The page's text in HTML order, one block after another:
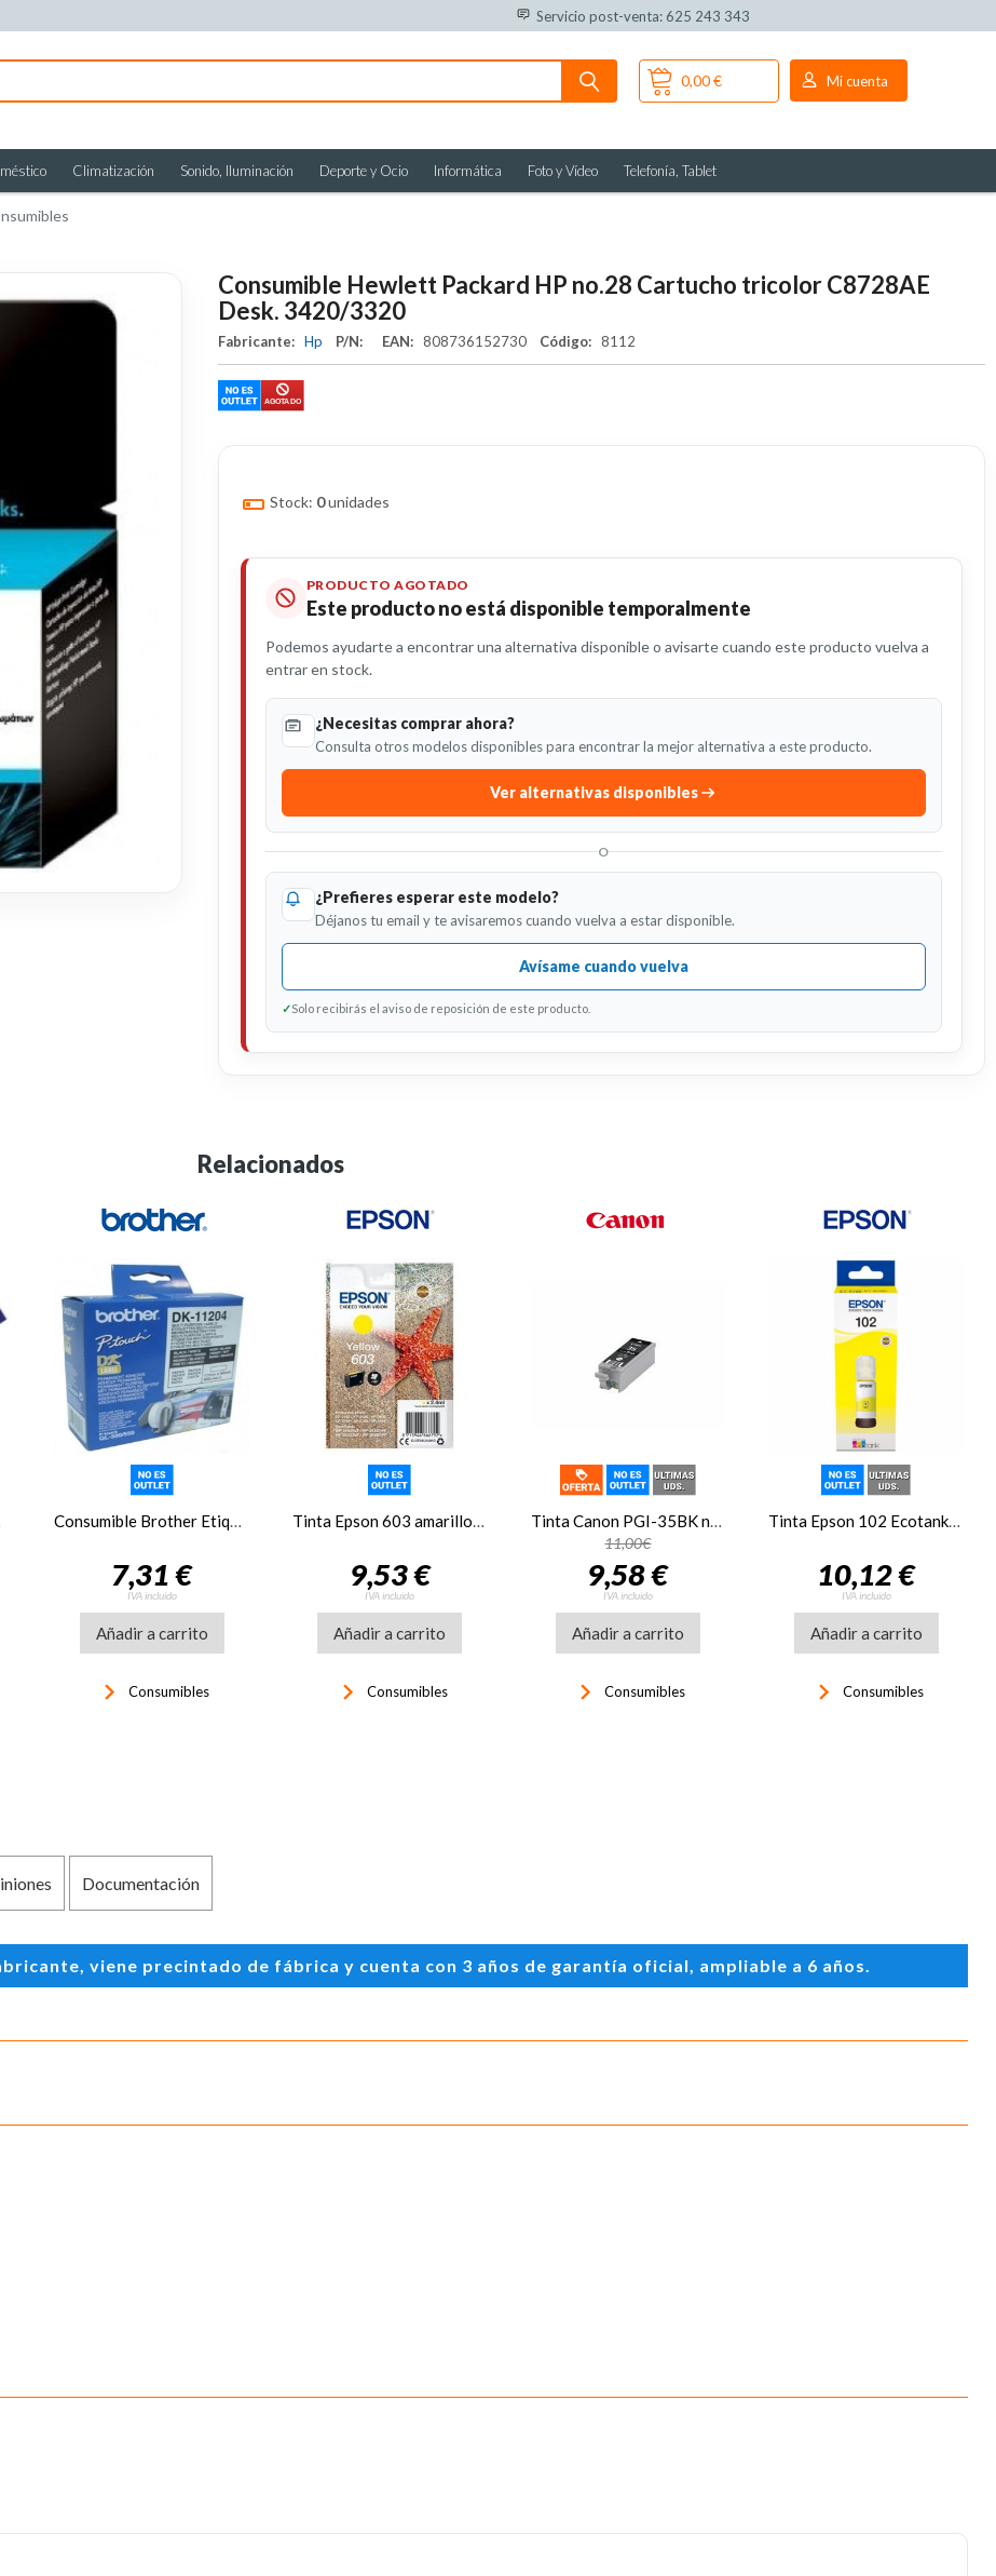
Servicio post-venta: 625 243 343
0,00 € Mi cuenta
Climatización Sonido, Iluminación Deporte y Ocio Informática Foto y Vídeo Telefonía, Tablet
Consumible Hewlett Packard HP no.28 Cartucho tricolor C8728AE
Desk. 3420/3320
Fabricante: Hp P/N: EAN: 808736152730 Código: 8112
Stock: 0unidades
PRODUCTO AGOTADO
Este producto no está disponible temporalmente
Podemos ayudarte a encontrar una alternativa disponible o avisarte cuando este producto vuelva a
entrar en stock.
¿Necesitas comprar ahora?
Consulta otros modelos disponibles para encontrar la mejor alternativa a este producto.
Ver alternativas disponibles
O
¿Prefieres esperar este modelo?
Déjanos tu email y te avisaremos cuando vuelva a estar disponible.
Avísame cuando vuelva
✓Solo recibirás el aviso de reposición de este producto.
Relacionados
Consumible Brother Etiquetas Multi-Uso QL550
7,31 €
IVA incluido
Añadir a carrito
keyboard_arrow_right Consumibles
Tinta Epson 603 amarillo C13T03U44010
9,53 €
IVA incluido
Añadir a carrito
keyboard_arrow_right Consumibles
Tinta Canon PGI-35BK negro 1509B001
11,00€
9,58 €
IVA incluido
Añadir a carrito
keyboard_arrow_right Consumibles
Tinta Epson 102 Ecotank amarillo C13T03R440
10,12 €
IVA incluido
Añadir a carrito
keyboard_arrow_right Consumibles
Documentación
viene precintado de fábrica y cuenta con 3 años de garantía oficial, ampliable a 6 años.